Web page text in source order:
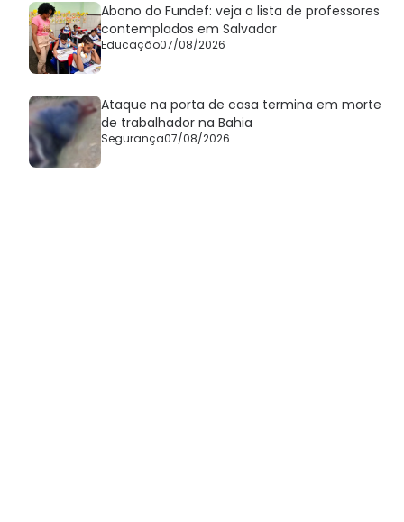
Abono do Fundef: veja a lista de professores
contemplados em Salvador
Educação07/08/2026
Ataque na porta de casa termina em morte
de trabalhador na Bahia
Segurança07/08/2026